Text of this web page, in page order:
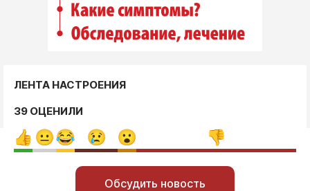
ЛЕНТА НАСТРОЕНИЯ
39 ОЦЕНИЛИ
Обсудить новость